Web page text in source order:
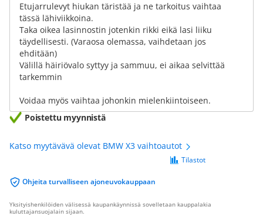
Etujarrulevyt hiukan täristää ja ne tarkoitus vaihtaa
tässä lähiviikkoina.
Taka oikea lasinnostin jotenkin rikki eikä lasi liiku
täydellisesti. (Varaosa olemassa, vaihdetaan jos
ehditään)
Välillä häiriövalo syttyy ja sammuu, ei aikaa selvittää
tarkemmin
Voidaa myös vaihtaa johonkin mielenkiintoiseen.
Poistettu myynnistä
Katso myytävävä olevat BMW X3 vaihtoautot
Ohjeita turvalliseen ajoneuvokauppaan
Tilastot
Yksityishenkilöiden välisessä kaupankäynnissä sovelletaan kauppalakia
kuluttajansuojalain sijaan.